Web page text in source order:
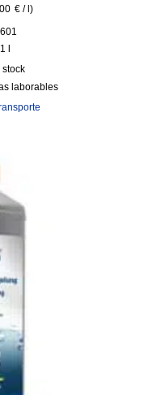
€/l)
stock
laborables